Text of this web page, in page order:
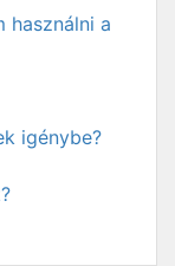
használni a
igénybe?